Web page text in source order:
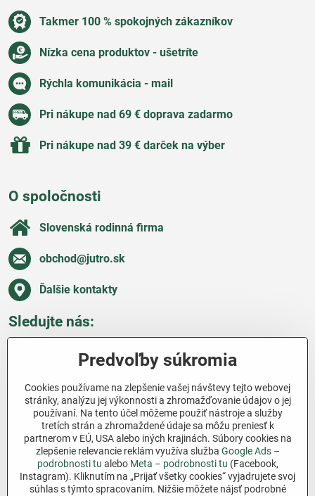
Takmer 100 % spokojných zákazníkov
Nízka cena produktov - ušetríte
Rýchla komunikácia - mail
Pri nákupe nad 69 € doprava zadarmo
Pri nákupe nad 39 € darček na výber
O spoločnosti
Slovenská rodinná firma
obchod​@jutro​.sk
Ďalšie kontakty
Sledujte nás:
Všetko o nákupe
Ďakujeme za podporu
Sme slovenský e-shop bez dotácií​. Fungujeme len
vďaka vám – ľuďom, ktorí veria v poctivú prácu a
lásku k pôde​. Každý nákup na Jutro​.sk nám pomáha
pokračovať v tom, čo má zmysel – pomáhať
Predvoľby súkromia
Cookies používame na zlepšenie vašej návštevy tejto webovej
stránky, analýzu jej výkonnosti a zhromažďovanie údajov o jej
používaní. Na tento účel môžeme použiť nástroje a služby
tretích strán a zhromaždené údaje sa môžu preniesť k
partnerom v EÚ, USA alebo iných krajinách. Súbory cookies na
zlepšenie relevancie reklám využíva služba Google Ads –
podrobnosti tu alebo Meta – podrobnosti tu (Facebook,
Instagram). Kliknutím na „Prijať všetky cookies“ vyjadrujete svoj
súhlas s týmto spracovaním. Nižšie môžete nájsť podrobné